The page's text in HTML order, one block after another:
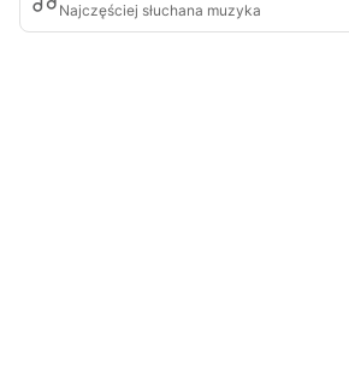
Najczęściej słuchana muzyka